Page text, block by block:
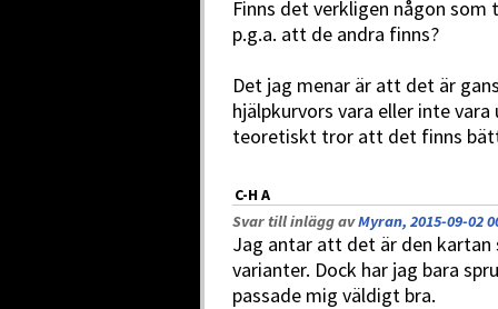
Finns det verkligen någon
p.g.a. att de andra finns?
Det jag menar är att det är
hjälpkurvors vara eller inte
teoretiskt tror att det finns
C-H A
Svar till inlägg avMyran, 2015-09-02
Jag antar att det är den
varianter. Dock har jag bara
passade mig väldigt bra.